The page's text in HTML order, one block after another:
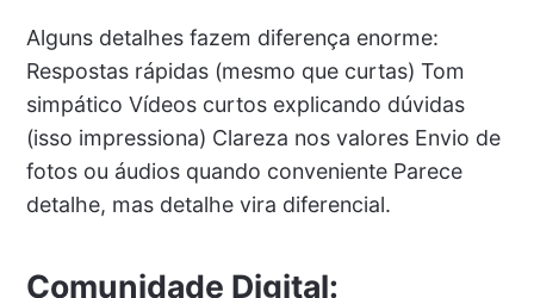
Alguns detalhes fazem diferença enorme:
Respostas rápidas (mesmo que curtas) Tom
simpático Vídeos curtos explicando dúvidas
(isso impressiona) Clareza nos valores Envio de
fotos ou áudios quando conveniente Parece
detalhe, mas detalhe vira diferencial.
Comunidade Digital: